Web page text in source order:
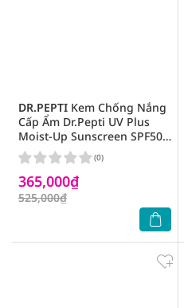
DR.PEPTI Kem Chống Nắng
Cấp Ẩm Dr.Pepti UV Plus
Moist-Up Sunscreen SPF50+
PA++++ 50ml
365,000₫
525,000₫
(0)